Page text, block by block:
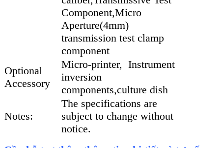
Component,Micro
Aperture(4mm)
transmission test clamp
component
Optional
Accessory
Micro-printer, Instrument
inversion
components,culture dish
Notes:
The specifications are
subject to change without
notice.